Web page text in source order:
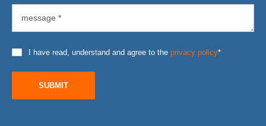
I have read, understand and agree to the privacy policy*
SUBMIT